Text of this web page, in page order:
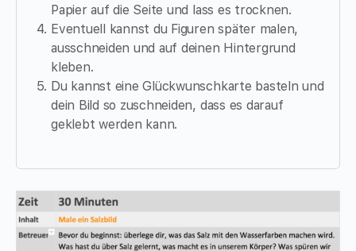
Papier auf die Seite und lass es trocknen.
Eventuell kannst du Figuren später malen,
ausschneiden und auf deinen Hintergrund
kleben.
Du kannst eine Glückwunschkarte basteln und
dein Bild so zuschneiden, dass es darauf
geklebt werden kann.